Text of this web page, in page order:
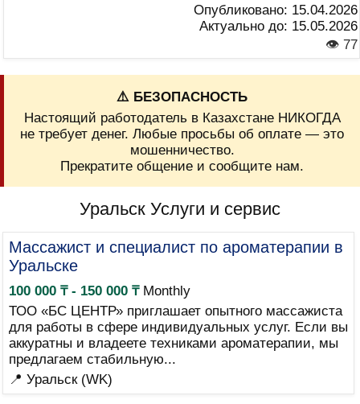
Опубликовано: 15.04.2026
Актуально до: 15.05.2026
👁 77
⚠️ БЕЗОПАСНОСТЬ
Настоящий работодатель в Казахстане НИКОГДА
не требует денег. Любые просьбы об оплате — это
мошенничество.
Прекратите общение и сообщите нам.
Уральск Услуги и сервис
Массажист и специалист по ароматерапии в
Уральске
100 000 ₸ - 150 000 ₸Monthly
ТОО «БС ЦЕНТР» приглашает опытного массажиста
для работы в сфере индивидуальных услуг. Если вы
аккуратны и владеете техниками ароматерапии, мы
предлагаем стабильную...
📍 Уральск (WK)